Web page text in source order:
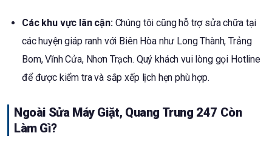
Các khu vực lân cận:Chúng tôi cũng hỗ trợ sửa chữa tại
các huyện giáp ranh với Biên Hòa như Long Thành, Trảng
Bom, Vĩnh Cửa, Nhơn Trạch. Quý khách vui lòng gọi Hotline
để được kiểm tra và sắp xếp lịch hẹn phù hợp.
Ngoài Sửa Máy Giặt, Quang Trung 247 Còn
Làm Gì?